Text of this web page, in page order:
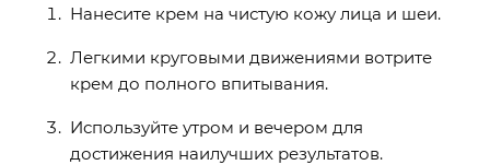
Нанесите крем на чистую кожу лица и шеи.
Легкими круговыми движениями вотрите
крем до полного впитывания.
Используйте утром и вечером для
достижения наилучших результатов.